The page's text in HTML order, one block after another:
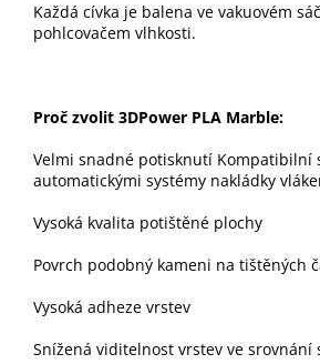
Každá cívka je balena ve vakuovém
pohlcovačem vlhkosti.
Proč zvolit 3DPower PLA Marble:
Velmi snadné potisknutí Kompatibilní
automatickými systémy nakládky
Vysoká kvalita potištěné plochy
Povrch podobný kameni na tištěných
Vysoká adheze vrstev
Snížená viditelnost vrstev ve srovnání